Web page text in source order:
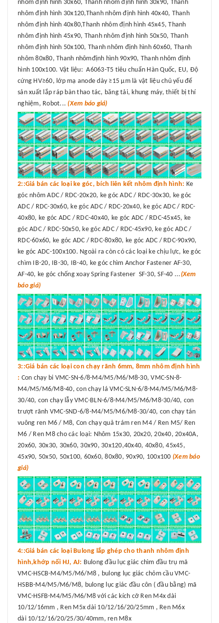
nhôm định hình 30x60, Thanh nhôm định hình 30x90, Thanh
nhôm định hình 30x120,Thanh nhôm định hình 40x40, Thanh
nhôm định hình 40x80,Thanh nhôm định hình 45x45, Thanh
nhôm định hình 45x90, Thanh nhôm định hình 50x50, Thanh
nhôm định hình 50x100, Thanh nhôm định hình 60x60, Thanh
nhôm 80x80, Thanh nhômđịnh hình 90x90, Thanh nhôm định
hình 100x100. Vật liệu: A6063-T5 tiêu chuẩn Hàn Quốc, EU, Độ
cứng HV≥60, lớp mạ anode dày ≥15 μm là vật liệu chủ yếu để
sản xuất lắp ráp bàn thao tác, băng tải, khung máy, thiết bị thí
nghiệm, Robot... (Xem báo giá)
2::Giá bán các loại ke góc, bích liên kết nhôm định hình: Ke
góc nhôm ADC / RDC-20x20, ke góc ADC / RDC-30x30, ke góc
ADC / RDC-30x60, ke góc ADC / RDC-20x40, ke góc ADC / RDC-
40x80, ke góc ADC / RDC-40x40, ke góc ADC / RDC-45x45, ke
góc ADC / RDC-50x50, ke góc ADC / RDC-45x90, ke góc ADC /
RDC-60x60, ke góc ADC / RDC-80x80, ke góc ADC / RDC-90x90,
ke góc ADC-100x100. Ngoài ra còn có các loại ke chịu lực, ke góc
chìm IB-20, IB-30, IB-40, ke góc chìm Anchor Fastener AF-30,
AF-40, ke góc chống xoay Spring Fastener SF-30, SF-40 ... (Xem
báo giá)
3::Giá bán các loại con chạy rãnh 6mm, 8mm nhôm định hình
: Con chạy bi VMC-SN-6/8-M4/M5/M6/M8-30, VMC-SN-8-
M4/M5/M6/M8-40, con chạy lá VMC-SLN-6/8-M4/M5/M6/M8-
30/40, con chạy lẫy VMC-BLN-6/8-M4/M5/M6/M8-30/40, con
trượt rãnh VMC-SND-6/8-M4/M5/M6/M8-30/40, con chạy tán
vuông ren M6 / M8, Con chạy quả trám ren M4 / Ren M5/ Ren
M6 / Ren M8 cho các loại: Nhôm 15x30, 20x20, 20x40, 20x40A,
20x60, 30x30, 30x60, 30x90, 30x120,40x40, 40x80, 45x45,
45x90, 50x50, 50x100, 60x60, 80x80, 90x90, 100x100 (Xem báo
giá)
4::Giá bán các loại Bulong lắp ghép cho thanh nhôm định
hình,khớp nối HJ, AJ: Bulong đầu lục giác chìm đầu trụ mã
VMC-HSCB-M4/M5/M6/M8 , bulong lục giác chỏm cầu VMC-
HSBB-M4/M5/M6/M8, bulong lục giác đầu côn ( đầu bằng) mã
VMC-HSFB-M4/M5/M6/M8 với các kích cỡ Ren M4x dài
10/12/16mm , Ren M5x dài 10/12/16/20/25mm , Ren M6x
dài 10/12/16/20/25/30/40mm, ren M8x